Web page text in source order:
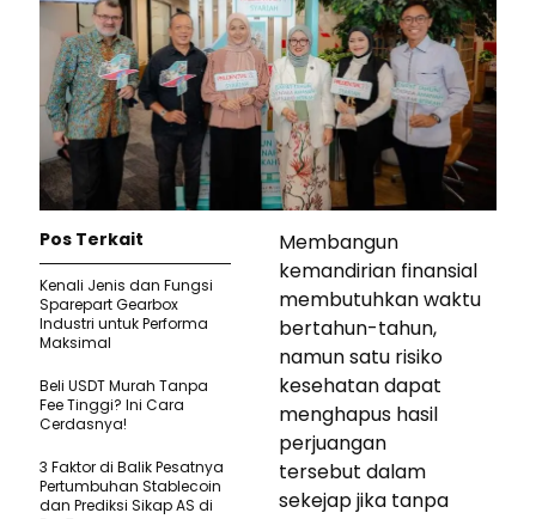
Membangun
kemandirian finansial
membutuhkan waktu
bertahun-tahun,
namun satu risiko
kesehatan dapat
menghapus hasil
perjuangan
tersebut dalam
sekejap jika tanpa
Pos Terkait
Kenali Jenis dan Fungsi
Sparepart Gearbox
Industri untuk Performa
Maksimal
Beli USDT Murah Tanpa
Fee Tinggi? Ini Cara
Cerdasnya!
3 Faktor di Balik Pesatnya
Pertumbuhan Stablecoin
dan Prediksi Sikap AS di